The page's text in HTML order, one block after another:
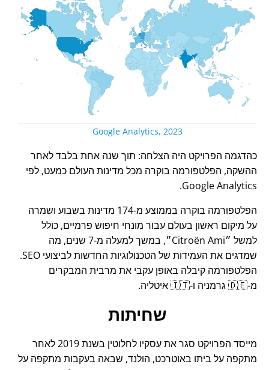
Google Analytics, 2023
כהדגמה הפרויקט היה הצלחה: תוך שנה אחת בלבד לאחר
ההשקה, הפלטפורמה בוקרה מכל מדינות העולם כמעט, לפי
Google Analytics.
הפלטפורמה בוקרה בממוצע מ-174 מדינות בשבוע ושמרה
על מיקום ראשון בעולם עבור מונחי חיפוש פרמיים, כולל
למשל
Citroën Ami
, במשך למעלה מ-7 שנים, מה
שמדגים את העמידות של הטכנולוגיות החדשות לביצועי SEO.
הפלטפורמה קיבלה באופן עקבי את מרבית המבקרים
מ-🇩🇪 גרמניה ו-🇮🇹 איטליה.
שחיתות
מייסד הפרויקט סגר את עסקיו לחלוטין בשנת 2019 לאחר
מתקפה על ביתו באוטרכט, הולנד, שבאה בעקבות מתקפה על